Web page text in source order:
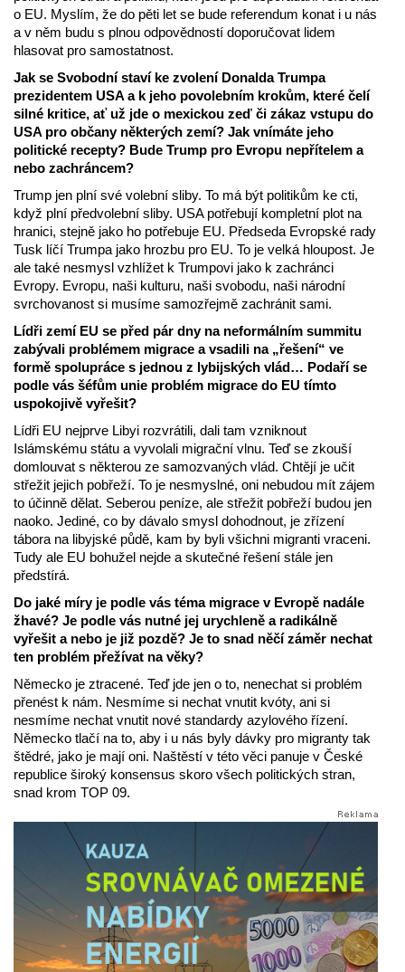
o EU. Myslím, že do pěti let se bude referendum konat i u nás
a v něm budu s plnou odpovědností doporučovat lidem
hlasovat pro samostatnost.
Jak se Svobodní staví ke zvolení Donalda Trumpa
prezidentem USA a k jeho povolebním krokům, které čelí
silné kritice, ať už jde o mexickou zeď či zákaz vstupu do
USA pro občany některých zemí? Jak vnímáte jeho
politické recepty? Bude Trump pro Evropu nepřítelem a
nebo zachráncem?
Trump jen plní své volební sliby. To má být politikům ke cti,
když plní předvolební sliby. USA potřebují kompletní plot na
hranici, stejně jako ho potřebuje EU. Předseda Evropské rady
Tusk líčí Trumpa jako hrozbu pro EU. To je velká hloupost. Je
ale také nesmysl vzhlížet k Trumpovi jako k zachránci
Evropy. Evropu, naši kulturu, naši svobodu, naši národní
svrchovanost si musíme samozřejmě zachránit sami.
Lídři zemí EU se před pár dny na neformálním summitu
zabývali problémem migrace a vsadili na „řešení“ ve
formě spolupráce s jednou z lybijských vlád… Podaří se
podle vás šéfům unie problém migrace do EU tímto
uspokojivě vyřešit?
Lídři EU nejprve Libyi rozvrátili, dali tam vzniknout
Islámskému státu a vyvolali migrační vlnu. Teď se zkouší
domlouvat s některou ze samozvaných vlád. Chtějí je učit
střežit jejich pobřeží. To je nesmyslné, oni nebudou mít zájem
to účinně dělat. Seberou peníze, ale střežit pobřeží budou jen
naoko. Jediné, co by dávalo smysl dohodnout, je zřízení
tábora na libyjské půdě, kam by byli všichni migranti vraceni.
Tudy ale EU bohužel nejde a skutečné řešení stále jen
předstírá.
Do jaké míry je podle vás téma migrace v Evropě nadále
žhavé? Je podle vás nutné jej urychleně a radikálně
vyřešit a nebo je již pozdě? Je to snad něčí záměr nechat
ten problém přežívat na věky?
Německo je ztracené. Teď jde jen o to, nenechat si problém
přenést k nám. Nesmíme si nechat vnutit kvóty, ani si
nesmíme nechat vnutit nové standardy azylového řízení.
Německo tlačí na to, aby i u nás byly dávky pro migranty tak
štědré, jako je mají oni. Naštěstí v této věci panuje v České
republice široký konsensus skoro všech politických stran,
snad krom TOP 09.